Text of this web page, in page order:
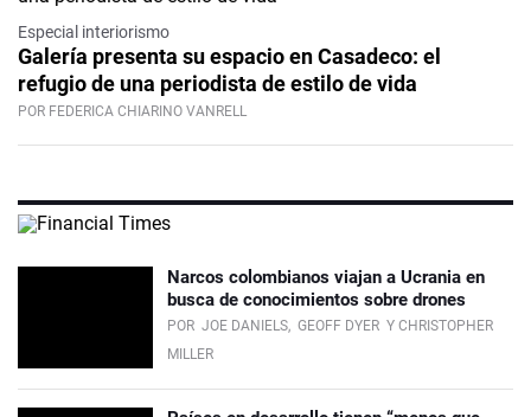
Especial interiorismo
Galería presenta su espacio en Casadeco: el
refugio de una periodista de estilo de vida
POR FEDERICA CHIARINO VANRELL
Narcos colombianos viajan a Ucrania en
busca de conocimientos sobre drones
POR JOE DANIELS, GEOFF DYER Y CHRISTOPHER
MILLER